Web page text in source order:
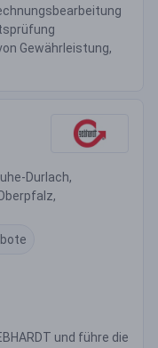
Gewährleistung,
Durlach,
und führe die